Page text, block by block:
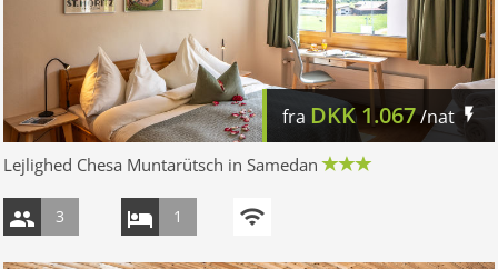
fra DKK 1.067/nat
Lejlighed Chesa Muntarütsch in Samedan
3 1